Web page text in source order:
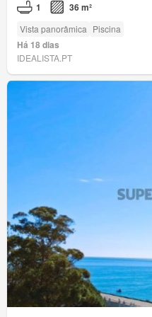
1 36 m²
Vista panorâmica Piscina
Há 18 dias
IDEALISTA.PT